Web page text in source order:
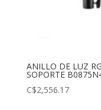
ANILLO DE LUZ
SOPORTE
C$2,556.17